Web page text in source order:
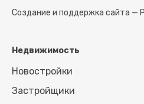
Создание и поддержка сайта —
Недвижимость
Новостройки
Застройщики